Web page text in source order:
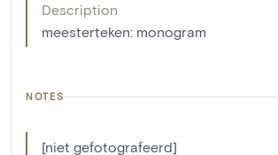
Description
meesterteken: monogram
NOTES
[niet gefotografeerd]